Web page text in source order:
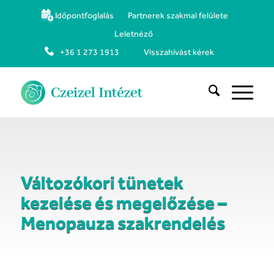
Időpontfoglalás
Partnerek szakmai felülete
Leletnéző
+36 1 273 1913
Visszahívást kérek
Változókori tünetek
kezelése és megelőzése –
Menopauza szakrendelés